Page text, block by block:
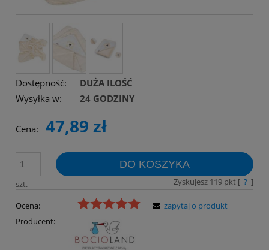
Dostępność:
DUŻA ILOŚĆ
Wysyłka w:
24 GODZINY
Cena: 47,89 zł
szt.
DO KOSZYKA
Zyskujesz 119pkt [ ? ]
Ocena:
Producent:
zapytaj o produkt